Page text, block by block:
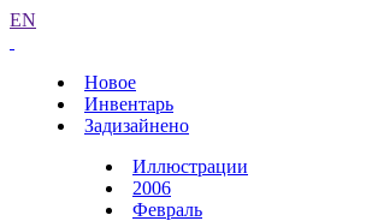
EN
Новое
Инвентарь
Задизайнено
Иллюстрации
2006
Февраль